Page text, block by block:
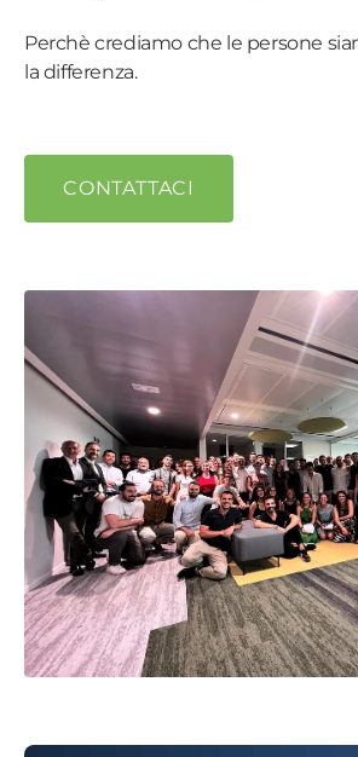
Perchè crediamo che le persone
la differenza.
CONTATTACI